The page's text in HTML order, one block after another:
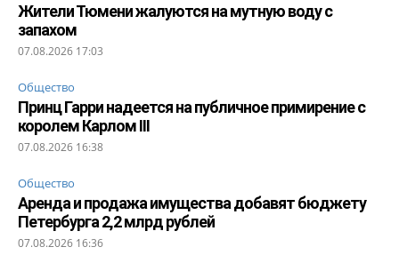
Жители Тюмени жалуются на мутную воду с
запахом
07.08.2026 17:03
Общество
Принц Гарри надеется на публичное примирение с
королем Карлом III
07.08.2026 16:38
Общество
Аренда и продажа имущества добавят бюджету
Петербурга 2,2 млрд рублей
07.08.2026 16:36